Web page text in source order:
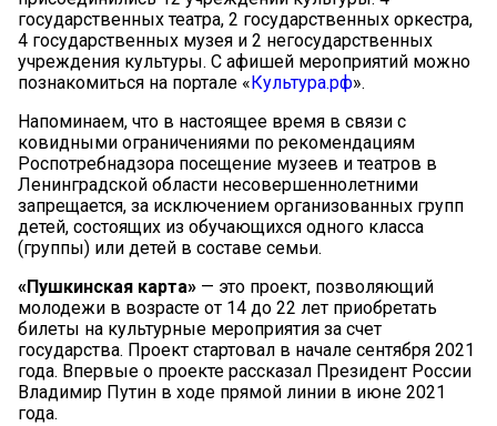
государственных театра, 2 государственных оркестра,
4 государственных музея и 2 негосударственных
учреждения культуры. С афишей мероприятий можно
познакомиться на портале «Культура.рф».
Напоминаем, что в настоящее время в связи с
ковидными ограничениями по рекомендациям
Роспотребнадзора посещение музеев и театров в
Ленинградской области несовершеннолетними
запрещается, за исключением организованных групп
детей, состоящих из обучающихся одного класса
(группы) или детей в составе семьи.
«Пушкинская карта» — это проект, позволяющий
молодежи в возрасте от 14 до 22 лет приобретать
билеты на культурные мероприятия за счет
государства. Проект стартовал в начале сентября 2021
года. Впервые о проекте рассказал Президент России
Владимир Путин в ходе прямой линии в июне 2021
года.